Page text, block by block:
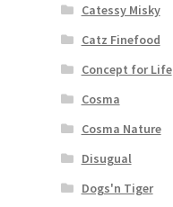
Catessy Misky
Catz Finefood
Concept for Life
Cosma
Cosma Nature
Disugual
Dogs'n Tiger